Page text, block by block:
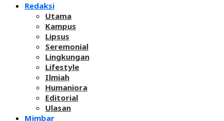
Redaksi
Utama
Kampus
Lipsus
Seremonial
Lingkungan
Lifestyle
Ilmiah
Humaniora
Editorial
Ulasan
Mimbar